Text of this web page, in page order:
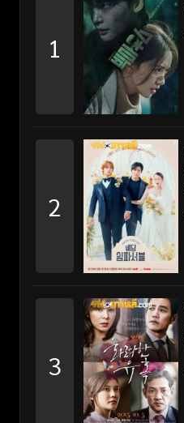
1
2
3